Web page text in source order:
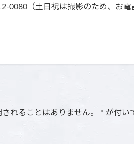
0080（土日祝は撮影のため、お電
れることはありません。 * が付い